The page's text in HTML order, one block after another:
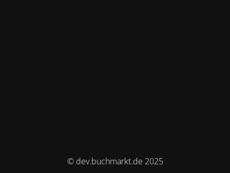
© dev.buchmarkt.de 2025